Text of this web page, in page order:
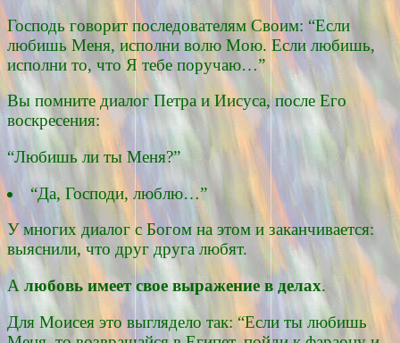
Господь говорит последователям Своим: “Если
любишь Меня, исполни волю Мою. Если любишь,
исполни то, что Я тебе поручаю…”
Вы помните диалог Петра и Иисуса, после Его
воскресения:
“Любишь ли ты Меня?”
“Да, Господи, люблю…”
У многих диалог с Богом на этом и заканчивается:
выяснили, что друг друга любят.
А любовь имеет свое выражение в делах.
Для Моисея это выглядело так: “Если ты любишь